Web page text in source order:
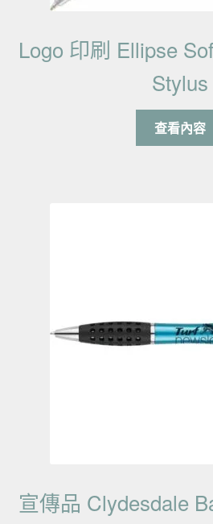
Logo 印刷 Ellipse
Stylus
查看內容
宣傳品 Clydesdale